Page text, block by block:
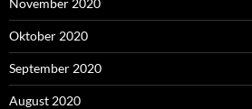
Oktober 2020
September 2020
August 2020